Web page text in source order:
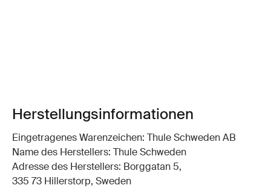
Herstellungsinformationen
Eingetragenes Warenzeichen: Thule Schweden AB
Name des Herstellers: Thule Schweden
Adresse des Herstellers: Borggatan 5,
335 73 Hillerstorp, Sweden